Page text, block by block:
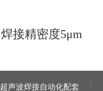
焊接精密度5μm
超声波焊接自动化配套